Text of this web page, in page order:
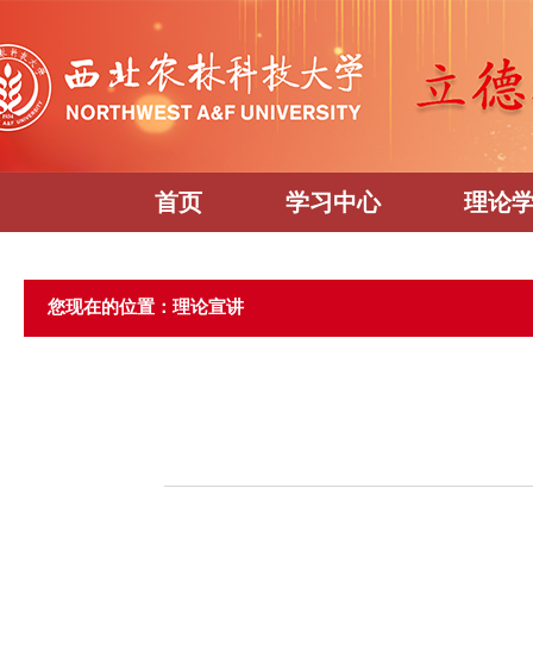
首页 学习中心 理论
您现在的位置：理论宣讲